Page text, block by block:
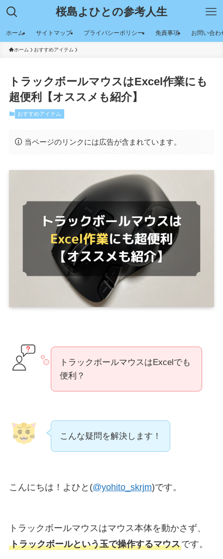
桜島よひとの参考人生
ホーム サイトマップ プライバシーポリシー 免責事項 お問い合わ
ホーム おすすめアイテム
トラックボールマウスはExcel作業にも
超便利【オススメも紹介】
おすすめアイテム
当ページのリンクには広告が含まれています。
トラックボールマウスはExcelでも
便利？
こんな疑問を解決します！
こんにちは！よひと(@yohito_skrjm)です。
トラックボールマウスはマウス本体を動かさず、
トラックボールという玉で操作するマウスです。